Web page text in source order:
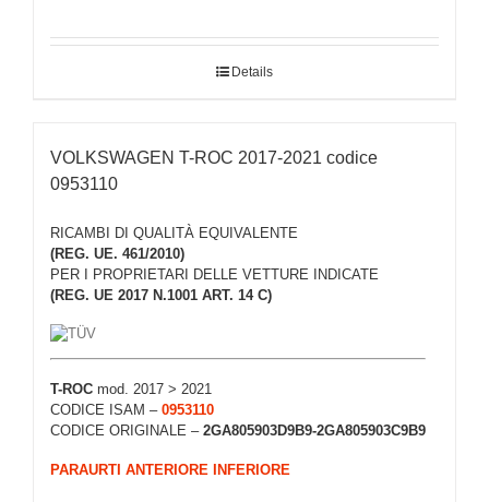
Details
VOLKSWAGEN T-ROC 2017-2021 codice
0953110
RICAMBI DI QUALITÀ EQUIVALENTE
(REG. UE. 461/2010)
PER I PROPRIETARI DELLE VETTURE INDICATE
(REG. UE 2017 N.1001 ART. 14 C)
T-ROC mod. 2017 > 2021
CODICE ISAM – 0953110
CODICE ORIGINALE – 2GA805903D9B9-2GA805903C9B9
PARAURTI ANTERIORE INFERIORE